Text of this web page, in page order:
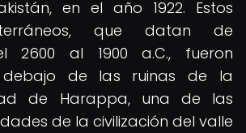
en el año 1922. Estos
que datan de
2600 al 1900 a.C., fueron
debajo de las ruinas de la
de Harappa, una de las
de la civilización del valle